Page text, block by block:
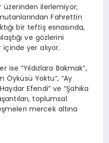
üzerinden ilerlemiyor;
Fahrettin
bir teftiş esnasında,
ve gözlerini
yer alıyor.
“Yıldızlara Bakmak”,
Öyküsü Yoktu”, “Ay
Efendi” ve “Şahika
toplumsal
mercek altına